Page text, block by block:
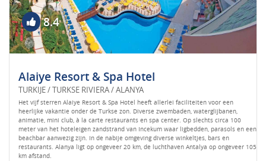
8.4
Alaiye Resort & Spa Hotel
TURKIJE / TURKSE RIVIERA / ALANYA
Het vijf sterren Alaiye Resort & Spa Hotel heeft allerlei faciliteiten voor een
heerlijke vakantie onder de Turkse zon. Diverse zwembaden, waterglijbanen,
animatie, mini club, à la carte restaurants en spa center. Op slechts circa 100
meter van het hoteleigen zandstrand van Incekum waar ligbedden, parasols en een
beachbar aanwezig zijn. In de nabije omgeving diverse winkeltjes, bars en
restaurants. Alanya ligt op ongeveer 20 km, de luchthaven Antalya op ongeveer 105
km afstand.